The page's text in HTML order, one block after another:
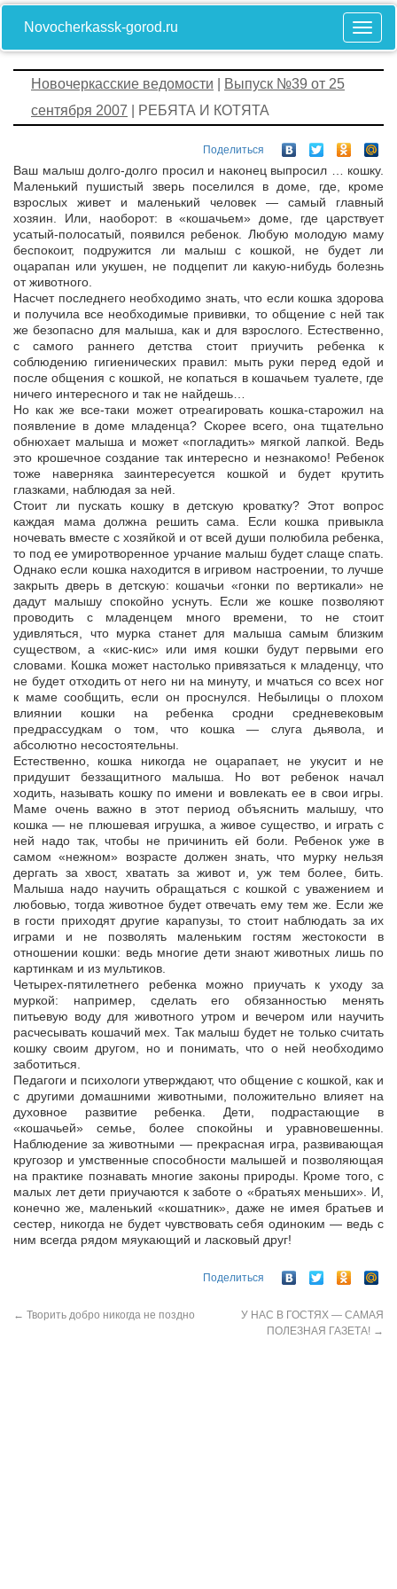
Novocherkassk-gorod.ru
Новочеркасские ведомости
Выпуск №39 от 25
сентября 2007 | РЕБЯТА И КОТЯТА
Поделиться
Ваш малыш долго-долго просил и наконец выпросил … кошку.
Маленький пушистый зверь поселился в доме, где, кроме
взрослых живет и маленький человек — самый главный
хозяин. Или, наоборот: в «кошачьем» доме, где царствует
усатый-полосатый, появился ребенок. Любую молодую маму
беспокоит, подружится ли малыш с кошкой, не будет ли
оцарапан или укушен, не подцепит ли какую-нибудь болезнь
от животного.
Насчет последнего необходимо знать, что если кошка здорова
и получила все необходимые прививки, то общение с ней так
же безопасно для малыша, как и для взрослого. Естественно,
с самого раннего детства стоит приучить ребенка к
соблюдению гигиенических правил: мыть руки перед едой и
после общения с кошкой, не копаться в кошачьем туалете, где
ничего интересного и так не найдешь…
Но как же все-таки может отреагировать кошка-старожил на
появление в доме младенца? Скорее всего, она тщательно
обнюхает малыша и может «погладить» мягкой лапкой. Ведь
это крошечное создание так интересно и незнакомо! Ребенок
тоже наверняка заинтересуется кошкой и будет крутить
глазками, наблюдая за ней.
Стоит ли пускать кошку в детскую кроватку? Этот вопрос
каждая мама должна решить сама. Если кошка привыкла
ночевать вместе с хозяйкой и от всей души полюбила ребенка,
то под ее умиротворенное урчание малыш будет слаще спать.
Однако если кошка находится в игривом настроении, то лучше
закрыть дверь в детскую: кошачьи «гонки по вертикали» не
дадут малышу спокойно уснуть. Если же кошке позволяют
проводить с младенцем много времени, то не стоит
удивляться, что мурка станет для малыша самым близким
существом, а «кис-кис» или имя кошки будут первыми его
словами. Кошка может настолько привязаться к младенцу, что
не будет отходить от него ни на минуту, и мчаться со всех ног
к маме сообщить, если он проснулся. Небылицы о плохом
влиянии кошки на ребенка сродни средневековым
предрассудкам о том, что кошка — слуга дьявола, и
абсолютно несостоятельны.
Естественно, кошка никогда не оцарапает, не укусит и не
придушит беззащитного малыша. Но вот ребенок начал
ходить, называть кошку по имени и вовлекать ее в свои игры.
Маме очень важно в этот период объяснить малышу, что
кошка — не плюшевая игрушка, а живое существо, и играть с
ней надо так, чтобы не причинить ей боли. Ребенок уже в
самом «нежном» возрасте должен знать, что мурку нельзя
дергать за хвост, хватать за живот и, уж тем более, бить.
Малыша надо научить обращаться с кошкой с уважением и
любовью, тогда животное будет отвечать ему тем же. Если же
в гости приходят другие карапузы, то стоит наблюдать за их
играми и не позволять маленьким гостям жестокости в
отношении кошки: ведь многие дети знают животных лишь по
картинкам и из мультиков.
Четырех-пятилетнего ребенка можно приучать к уходу за
муркой: например, сделать его обязанностью менять
питьевую воду для животного утром и вечером или научить
расчесывать кошачий мех. Так малыш будет не только считать
кошку своим другом, но и понимать, что о ней необходимо
заботиться.
Педагоги и психологи утверждают, что общение с кошкой, как и
с другими домашними животными, положительно влияет на
духовное развитие ребенка. Дети, подрастающие в
«кошачьей» семье, более спокойны и уравновешенны.
Наблюдение за животными — прекрасная игра, развивающая
кругозор и умственные способности малышей и позволяющая
на практике познавать многие законы природы. Кроме того, с
малых лет дети приучаются к заботе о «братьях меньших». И,
конечно же, маленький «кошатник», даже не имея братьев и
сестер, никогда не будет чувствовать себя одиноким — ведь с
ним всегда рядом мяукающий и ласковый друг!
Поделиться
← Творить добро никогда не поздно
У НАС В ГОСТЯХ — САМАЯ
ПОЛЕЗНАЯ ГАЗЕТА! →